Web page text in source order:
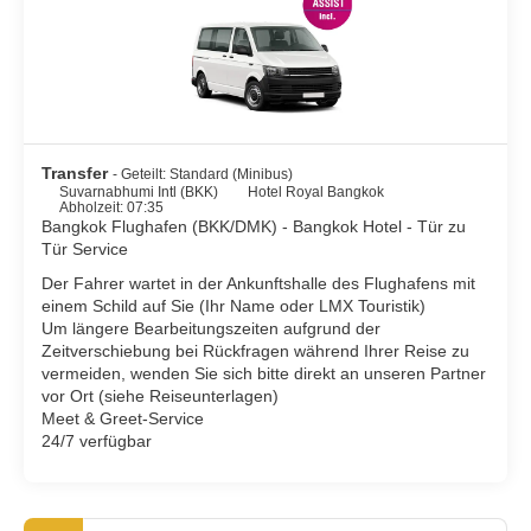
Bangkok hat kein wirkliches Stadtzentrum, dafür aber
verschiedene "zentrale Viertel". Die meistbesuchte Gegend
tagsüber ist die Altstadt, die am Ostufer des Flusses Chao
Phraya liegt. Hier gibt es fantastische historische Architektur, z.
Road und Surawongse Road. Weiter östlich erstreckt sich das
modernste Viertel voller Geschäfte, Hotels und Botschaften
entlang der Sukhumvit Road. Bangkok wurde früher wegen
seiner vielen Wasserstraßen als "Venedig des Ostens"
nur noch in Thonburi, westlich des Chao Phraya.
Bangkok besitzt einen modernen Skytrain, der es jedem
Touristen erlaubt, die Stadt auf eigene Faust zu erkunden.
Taxifahrten sind erschwinglich, können aber aufgrund der vollen
Straßen zeitaufwendig sein.
In Bangkok herrscht ganzjährig ein warmes, feuchtes Klima.
Transfer - Geteilt: Standard (Minibus)
Suvarnabhumi Intl (BKK)
Hotel Royal Bangkok
Abholzeit: 07:35
Bangkok Flughafen (BKK/DMK) - Bangkok Hotel - Tür zu
Tür Service
Der Fahrer wartet in der Ankunftshalle des Flughafens mit
einem Schild auf Sie (Ihr Name oder LMX Touristik)
Um längere Bearbeitungszeiten aufgrund der
Zeitverschiebung bei Rückfragen während Ihrer Reise zu
vermeiden, wenden Sie sich bitte direkt an unseren Partner
vor Ort (siehe Reiseunterlagen)
Meet & Greet-Service
24/7 verfügbar